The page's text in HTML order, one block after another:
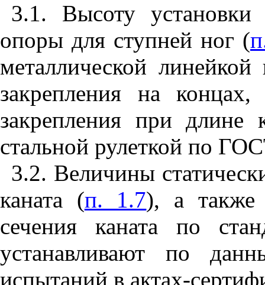
3.1. Высоту установки
опоры для ступней ног (
металлической
закрепления на
закрепления при
стальной рулеткой по
3.2. Величины
каната (п. 1.7), а также
сечения каната по
устанавливают по
испытаний в актах-